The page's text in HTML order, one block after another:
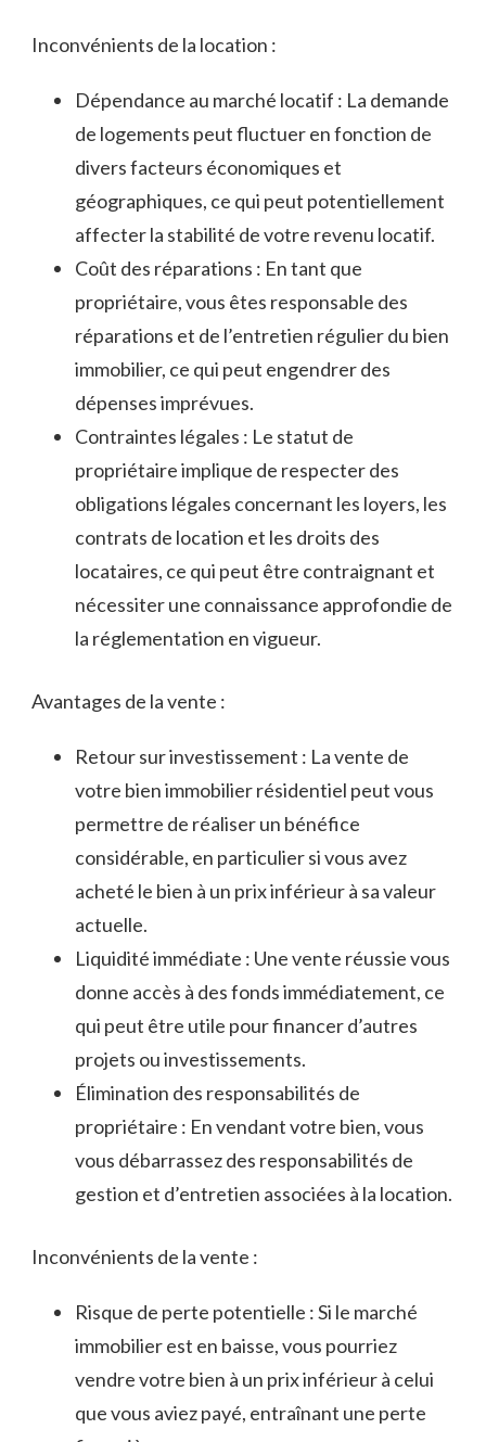
Inconvénients de la location :
Dépendance au marché locatif : La⁢ demande
⁢de logements peut fluctuer en fonction de
divers facteurs économiques et
géographiques, ce qui peut potentiellement
affecter la stabilité de votre revenu locatif.
Coût des réparations : En tant que
propriétaire, ​vous êtes responsable des
réparations et de ⁤l’entretien régulier du bien
immobilier, ce qui peut engendrer des
dépenses imprévues.
Contraintes légales : ⁣Le statut de
propriétaire‍ implique de respecter des⁤
obligations ‍légales concernant les loyers, les
contrats‍ de location et les ⁢droits des
locataires, ce qui peut être contraignant et
nécessiter une connaissance approfondie de
la ⁤réglementation en vigueur.
Avantages ‌de la vente :
Retour sur ‌investissement : La vente de
votre bien immobilier résidentiel peut vous
permettre de réaliser un bénéfice
considérable, en particulier si vous avez
acheté le bien à un prix inférieur à ⁣sa valeur
actuelle.
Liquidité immédiate : Une vente​ réussie⁤ vous
donne accès à des fonds immédiatement, ⁤ce
‍qui peut être ‍utile pour financer d’autres
projets ou investissements.
Élimination des responsabilités⁤ de
‍propriétaire : En vendant votre bien, vous
vous débarrassez des responsabilités de
gestion et d’entretien associées à‌ la location.
Inconvénients de la ‌vente :
Risque de perte potentielle : Si le marché⁣
immobilier est ⁤en baisse, vous pourriez
vendre ⁤votre bien à un prix inférieur à​ celui
que vous aviez payé, ⁢entraînant une perte